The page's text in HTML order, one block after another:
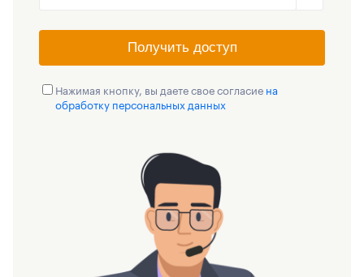
Получить доступ
Нажимая кнопку, вы даете свое согласие на
обработку персональных данных